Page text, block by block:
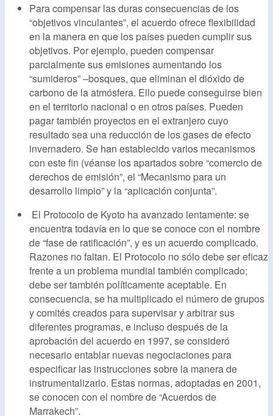
Para compensar las duras consecuencias de los
“objetivos vinculantes”, el acuerdo ofrece flexibilidad
en la manera en que los países pueden cumplir sus
objetivos. Por ejemplo, pueden compensar
parcialmente sus emisiones aumentando los
“sumideros” –bosques, que eliminan el dióxido de
carbono de la atmósfera. Ello puede conseguirse bien
en el territorio nacional o en otros países. Pueden
pagar también proyectos en el extranjero cuyo
resultado sea una reducción de los gases de efecto
invernadero. Se han establecido varios mecanismos
con este fin (véanse los apartados sobre “comercio de
derechos de emisión”, el “Mecanismo para un
desarrollo limpio” y la “aplicación conjunta”.
El Protocolo de Kyoto ha avanzado lentamente: se
encuentra todavía en lo que se conoce con el nombre
de “fase de ratificación”, y es un acuerdo complicado.
Razones no faltan. El Protocolo no sólo debe ser eficaz
frente a un problema mundial también complicado;
debe ser también políticamente aceptable. En
consecuencia, se ha multiplicado el número de grupos
y comités creados para supervisar y arbitrar sus
diferentes programas, e incluso después de la
aprobación del acuerdo en 1997, se consideró
necesario entablar nuevas negociaciones para
especificar las instrucciones sobre la manera de
instrumentalizarlo. Estas normas, adoptadas en 2001,
se conocen con el nombre de “Acuerdos de
Marrakech”.